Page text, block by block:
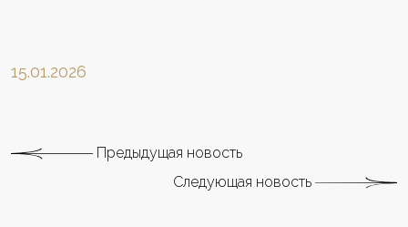
15.01.2026
Предыдущая новость
Следующая новость